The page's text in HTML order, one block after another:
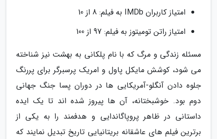
امتیاز کاربران IMDb به فیلم: 8 از 10
امتیاز راتن تومیتوز به فیلم: 97 از 100
مسئله زندگی و مرگ که با نام پلکانی به بهشت نیز شناخته
می شود، کوشش مایکل پاول و امریک پرسبرگر برای پررنگ
جلوه دادن آنگلو-آمریکایی ها در دوران پسا جنگ جهانی
دوم بود. خوشبختانه، آن ها پیروز شده اند تا یک ایده
داستانی در ظاهر پروپاگاندایی و هدفمند را به یکی از
برترین فیلم های عاشقانه بریتانیایی تاریخ تبدیل نمایند که